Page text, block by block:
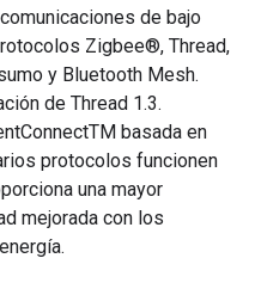
de bajo
Zigbee®, Thread,
y Bluetooth Mesh.
de Thread 1.3.
basada en
protocolos funcionen
una mayor
mejorada con los